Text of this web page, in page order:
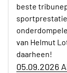
beste
van Helmut
daarheen!
05.09.2026